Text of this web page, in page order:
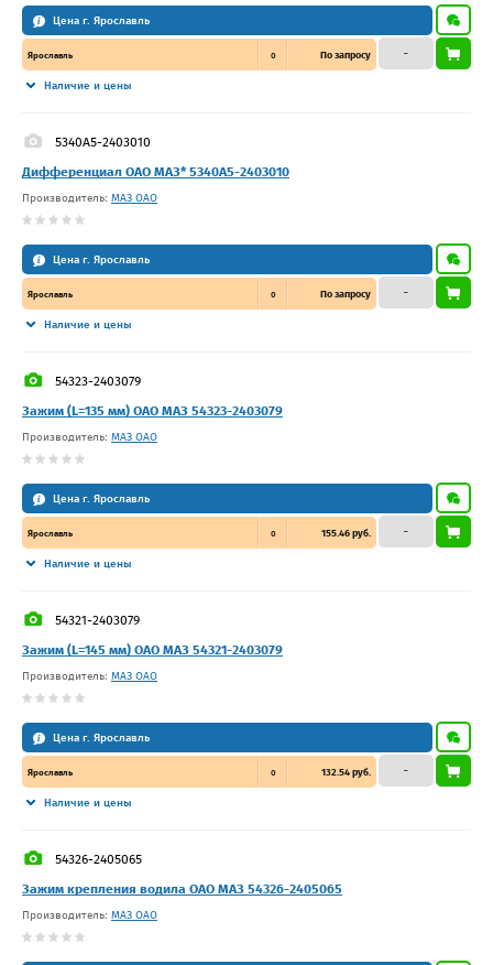
Цена г. Ярославль
Ярославль 0 По запросу
Наличие и цены
–
5340А5-2403010
Дифференциал ОАО МАЗ* 5340А5-2403010
Производитель: МАЗ ОАО
Цена г. Ярославль
Ярославль 0 По запросу
Наличие и цены
–
54323-2403079
Зажим (L=135 мм) ОАО МАЗ 54323-2403079
Производитель: МАЗ ОАО
Цена г. Ярославль
Ярославль 0 155.46 руб.
Наличие и цены
–
54321-2403079
Зажим (L=145 мм) ОАО МАЗ 54321-2403079
Производитель: МАЗ ОАО
Цена г. Ярославль
Ярославль 0 132.54 руб.
Наличие и цены
–
54326-2405065
Зажим крепления водила ОАО МАЗ 54326-2405065
Производитель: МАЗ ОАО